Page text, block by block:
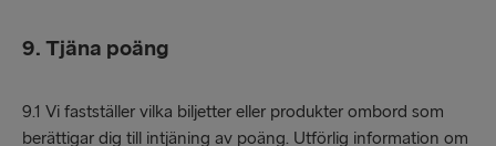
9. Tjäna poäng
9.1 Vi fastställer vilka biljetter eller produkter ombord som
berättigar dig till intjäning av poäng. Utförlig information om